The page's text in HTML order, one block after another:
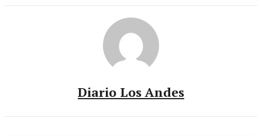
Diario Los Andes